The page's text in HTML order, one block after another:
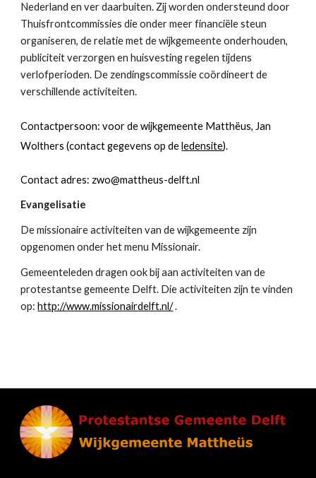
Nederland en ver daarbuiten. Zij worden ondersteund door
Thuisfrontcommissies die onder meer financiële steun
organiseren, de relatie met de wijkgemeente onderhouden,
publiciteit verzorgen en huisvesting regelen tijdens
verlofperioden. De zendingscommissie coördineert de
verschillende activiteiten.
Contactpersoon: voor de wijkgemeente Matthëus, Jan
Wolthers (contact gegevens op de ledensite).
Contact adres: zwo@mattheus-delft.nl
Evangelisatie
De missionaire activiteiten van de wijkgemeente zijn
opgenomen onder het menu Missionair.
Gemeenteleden dragen ook bij aan activiteiten van de
protestantse gemeente Delft. Die activiteiten zijn te vinden
op: http://www.missionairdelft.nl/ .